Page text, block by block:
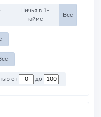
Ничья в 1-
тайме
Все
Против команд со стоимостью от до